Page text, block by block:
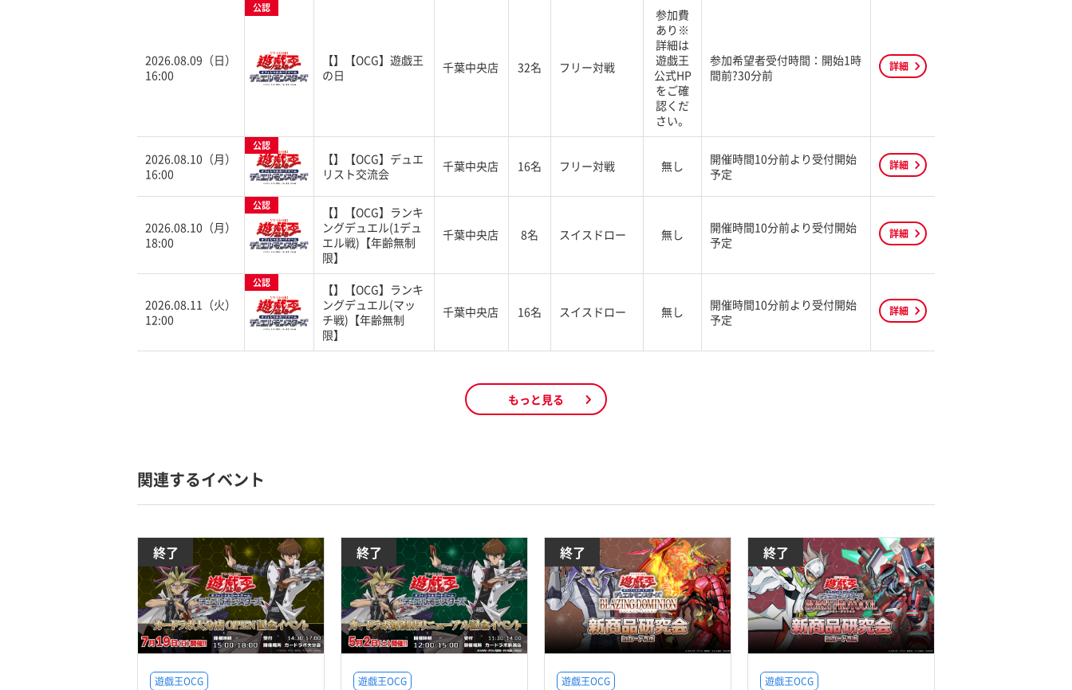
2026.08.09（日）
16:00
公認
【】【OCG】遊戯王
の日
千葉中央店 32名 フリー対戦
参加費
あり※
詳細は
遊戯王
公式HP
をご確
認くだ
さい。
参加希望者受付時間：開始1時
間前?30分前
詳細
2026.08.10（月）
16:00
公認
【】【OCG】デュエ
リスト交流会
千葉中央店 16名 フリー対戦 無し
開催時間10分前より受付開始
予定
詳細
2026.08.10（月）
18:00
公認
【】【OCG】ランキ
ングデュエル(1デュ
エル戦)【年齢無制
限】
千葉中央店 8名 スイスドロー 無し
開催時間10分前より受付開始
予定
詳細
2026.08.11（火）
12:00
公認
【】【OCG】ランキ
ングデュエル(マッ
チ戦)【年齢無制
限】
千葉中央店 16名 スイスドロー 無し
開催時間10分前より受付開始
予定
詳細
もっと見る
関連するイベント
終了
遊戯王OCG
終了
遊戯王OCG
終了
遊戯王OCG
終了
遊戯王OCG